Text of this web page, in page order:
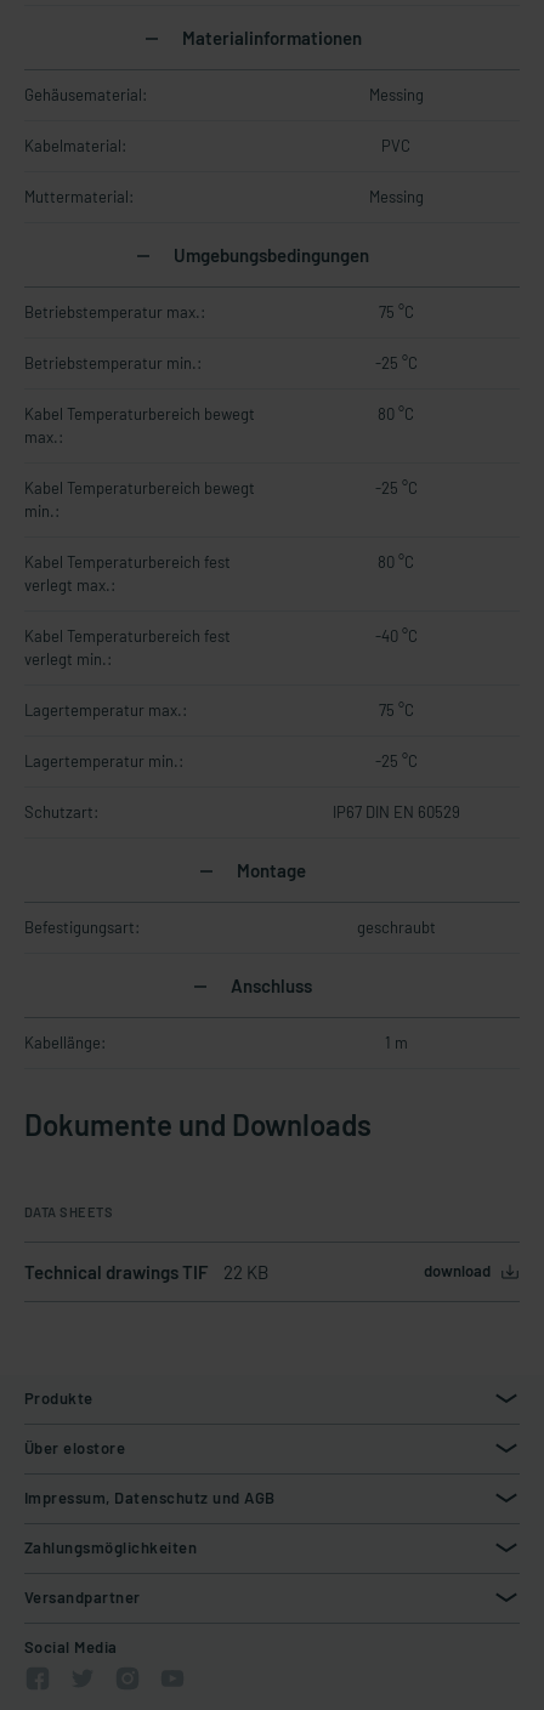
Materialinformationen
Gehäusematerial: Messing
Kabelmaterial: PVC
Muttermaterial: Messing
Umgebungsbedingungen
Betriebstemperatur max.: 75 °C
Betriebstemperatur min.: -25 °C
Kabel Temperaturbereich bewegt
max.:
80 °C
Kabel Temperaturbereich bewegt
min.:
-25 °C
Kabel Temperaturbereich fest
verlegt max.:
80 °C
Kabel Temperaturbereich fest
verlegt min.:
-40 °C
Lagertemperatur max.: 75 °C
Lagertemperatur min.: -25 °C
Schutzart: IP67 DIN EN 60529
Montage
Befestigungsart: geschraubt
Anschluss
Kabellänge: 1 m
Dokumente und Downloads
DATA SHEETS
Technical drawings TIF 22 KB download
Produkte
Über elostore
Impressum, Datenschutz und AGB
Zahlungsmöglichkeiten
Versandpartner
Social Media